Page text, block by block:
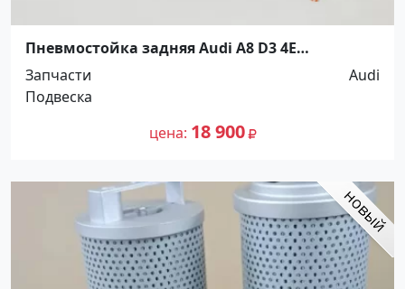
Пневмостойка задняя Audi A8 D3 4E
амортизатор Краснодар
Запчасти
Audi
Подвеска
цена 18 900